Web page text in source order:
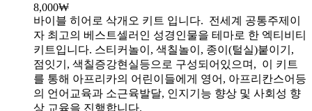
8,000₩
바이블 히어로 삭개오 키트 입니다. 전세계 공통주제이
자 최고의 베스트셀러인 성경인물을 테마로 한 엑티비티
키트입니다. 스티커놀이, 색칠놀이, 종이(털실)붙이기,
점잇기, 색칠증강현실등으로 구성되어있으며, 이 키트
를 통해 아프리카의 어린이들에게 영어, 아프리칸스어등
의 언어교육과 소근육발달, 인지기능 향상 및 사회성 향
상 교육을 진행합니다.